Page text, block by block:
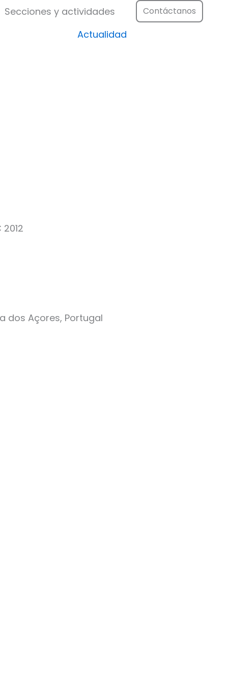
Secciones y actividades Abrir Secciones y
Actualidad
Contáctanos
dos Açores, Portugal